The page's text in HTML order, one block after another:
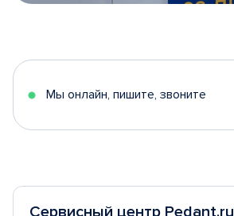
5
Мы онлайн, пишите, звоните
Сервисный центр Pedant.ru